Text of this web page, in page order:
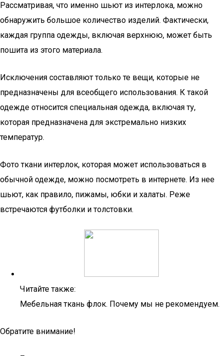
Рассматривая, что именно шьют из интерлока, можно
обнаружить большое количество изделий. Фактически,
каждая группа одежды, включая верхнюю, может быть
пошита из этого материала.
Исключения составляют только те вещи, которые не
предназначены для всеобщего использования. К такой
одежде относится специальная одежда, включая ту,
которая предназначена для экстремально низких
температур.
Фото ткани интерлок, которая может использоваться в
обычной одежде, можно посмотреть в интернете. Из нее
шьют, как правило, пижамы, юбки и халаты. Реже
встречаются футболки и толстовки.
Читайте также:
Мебельная ткань флок. Почему мы не рекомендуем.
Обратите внимание!